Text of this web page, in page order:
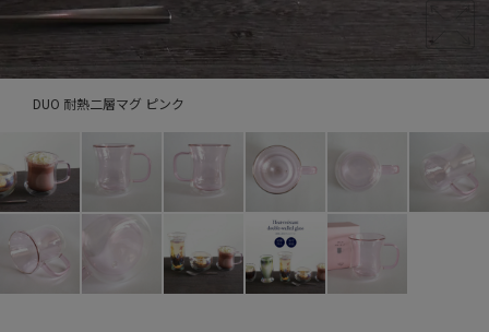
DUO 耐熱二層マグ ピンク